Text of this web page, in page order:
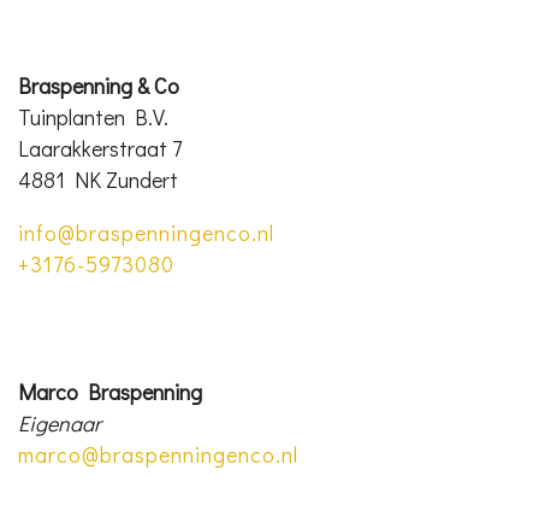
Braspenning & Co
Tuinplanten B.V.
Laarakkerstraat 7
4881 NK Zundert
info@braspenningenco.nl
+3176-5973080
Marco Braspenning
Eigenaar
marco@braspenningenco.nl